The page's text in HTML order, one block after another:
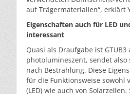
auf Trägermaterialien“, erklärt
Eigenschaften auch für LED
interessant
Quasi als Draufgabe ist GTUB3
photolumineszent, sendet also
nach Bestrahlung. Diese
für die Funktionsweise sowohl
(LED) wie auch von